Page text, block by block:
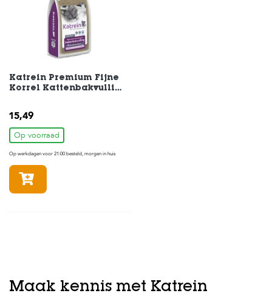
Katrein Premium Fijne
Korrel Kattenbakvulling
15,49
Op voorraad
Op werkdagen voor 21:00 besteld, morgen in huis
Maak kennis met Katrein